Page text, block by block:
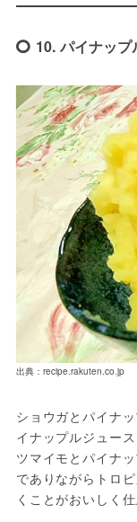
10. パイナッ
出典：recipe.rakuten.co.jp
ショウガとパイナ
イナップルジュー
ツマイモとパイナ
でありながらトロ
くことがおいしく